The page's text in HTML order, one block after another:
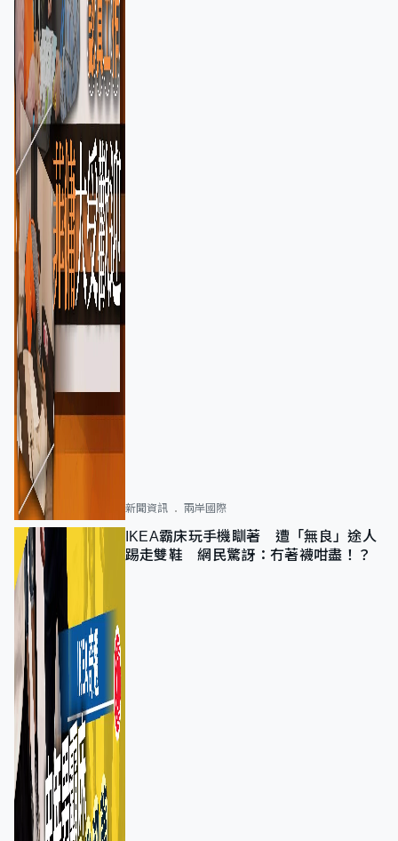
新聞資訊 兩岸國際
IKEA霸床玩手機瞓著 遭「無良」途人
踢走雙鞋 網民驚訝：冇著襪咁盡！？